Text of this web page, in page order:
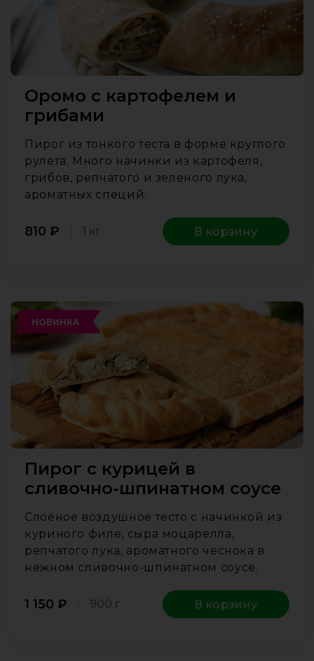
Оромо c картофелем и
грибами
Пирог из тонкого теста в форме круглого
рулета. Много начинки из картофеля,
грибов, репчатого и зеленого лука,
ароматных специй.
810 ₽ 1 кг В корзину
НОВИНКА
Пирог с курицей в
сливочно-шпинатном соусе
Слоёное воздушное тесто с начинкой из
куриного филе, сыра моцарелла,
репчатого лука, ароматного чеснока в
нежном сливочно-шпинатном соусе.
1 150 ₽ 900 г В корзину